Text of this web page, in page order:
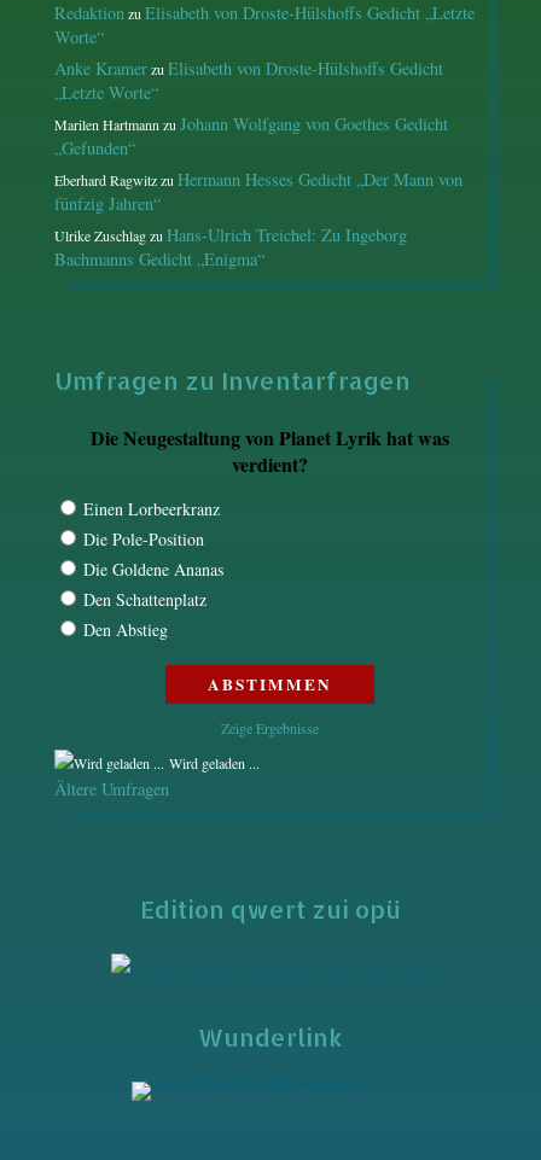
RedaktionzuElisabeth von Droste-Hülshoffs Gedicht „Letzte
Worte“
Anke KramerzuElisabeth von Droste-Hülshoffs Gedicht
„Letzte Worte“
Marilen HartmannzuJohann Wolfgang von Goethes Gedicht
„Gefunden“
Eberhard RagwitzzuHermann Hesses Gedicht „Der Mann von
fünfzig Jahren“
Ulrike ZuschlagzuHans-Ulrich Treichel: Zu Ingeborg
Bachmanns Gedicht „Enigma“
Umfragen zu Inventarfragen
Die Neugestaltung von Planet Lyrik hat was
verdient?
Einen Lorbeerkranz
Die Pole-Position
Die Goldene Ananas
Den Schattenplatz
Den Abstieg
Zeige Ergebnisse
Wird geladen ...
Ältere Umfragen
Edition qwert zui opü
Wunderlink